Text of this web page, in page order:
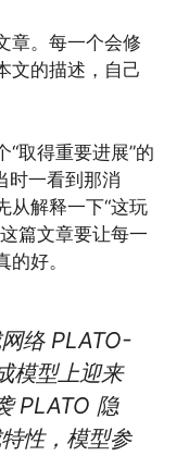
章。每一个会修
文的描述，自己
取得重要进展”的
时一看到那消
从解释一下“这玩
篇文章要让每一
好。
络 PLATO-
模型上迎来
PLATO 隐
性，模型参